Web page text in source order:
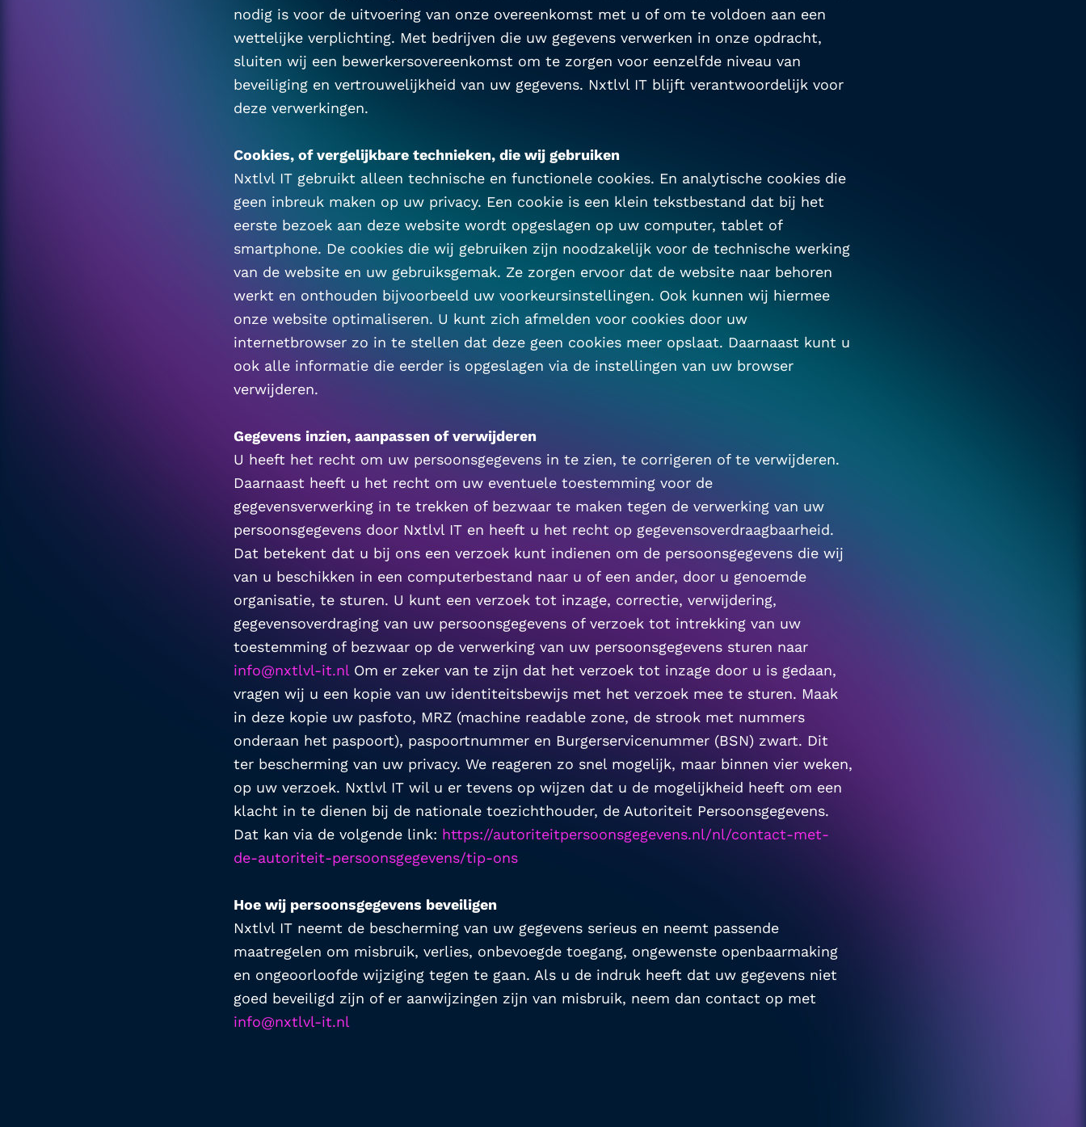
nodig is voor de uitvoering van onze overeenkomst met u of om te voldoen aan een
wettelijke verplichting. Met bedrijven die uw gegevens verwerken in onze opdracht,
sluiten wij een bewerkersovereenkomst om te zorgen voor eenzelfde niveau van
beveiliging en vertrouwelijkheid van uw gegevens. Nxtlvl IT blijft verantwoordelijk voor
deze verwerkingen.
Cookies, of vergelijkbare technieken, die wij gebruiken
Nxtlvl IT gebruikt alleen technische en functionele cookies. En analytische cookies die
geen inbreuk maken op uw privacy. Een cookie is een klein tekstbestand dat bij het
eerste bezoek aan deze website wordt opgeslagen op uw computer, tablet of
smartphone. De cookies die wij gebruiken zijn noodzakelijk voor de technische werking
van de website en uw gebruiksgemak. Ze zorgen ervoor dat de website naar behoren
werkt en onthouden bijvoorbeeld uw voorkeursinstellingen. Ook kunnen wij hiermee
onze website optimaliseren. U kunt zich afmelden voor cookies door uw
internetbrowser zo in te stellen dat deze geen cookies meer opslaat. Daarnaast kunt u
ook alle informatie die eerder is opgeslagen via de instellingen van uw browser
verwijderen.
Gegevens inzien, aanpassen of verwijderen
U heeft het recht om uw persoonsgegevens in te zien, te corrigeren of te verwijderen.
Daarnaast heeft u het recht om uw eventuele toestemming voor de
gegevensverwerking in te trekken of bezwaar te maken tegen de verwerking van uw
persoonsgegevens door Nxtlvl IT en heeft u het recht op gegevensoverdraagbaarheid.
Dat betekent dat u bij ons een verzoek kunt indienen om de persoonsgegevens die wij
van u beschikken in een computerbestand naar u of een ander, door u genoemde
organisatie, te sturen. U kunt een verzoek tot inzage, correctie, verwijdering,
gegevensoverdraging van uw persoonsgegevens of verzoek tot intrekking van uw
info@nxtlvl-it.nl Om er zeker van te zijn dat het verzoek tot inzage door u is gedaan,
vragen wij u een kopie van uw identiteitsbewijs met het verzoek mee te sturen. Maak
in deze kopie uw pasfoto, MRZ (machine readable zone, de strook met nummers
onderaan het paspoort), paspoortnummer en Burgerservicenummer (BSN) zwart. Dit
ter bescherming van uw privacy. We reageren zo snel mogelijk, maar binnen vier weken,
op uw verzoek. Nxtlvl IT wil u er tevens op wijzen dat u de mogelijkheid heeft om een
klacht in te dienen bij de nationale toezichthouder, de Autoriteit Persoonsgegevens.
Dat kan via de volgende link: https://autoriteitpersoonsgegevens.nl/nl/contact-met-
de-autoriteit-persoonsgegevens/tip-ons
Hoe wij persoonsgegevens beveiligen
Nxtlvl IT neemt de bescherming van uw gegevens serieus en neemt passende
maatregelen om misbruik, verlies, onbevoegde toegang, ongewenste openbaarmaking
en ongeoorloofde wijziging tegen te gaan. Als u de indruk heeft dat uw gegevens niet
info@nxtlvl-it.nl